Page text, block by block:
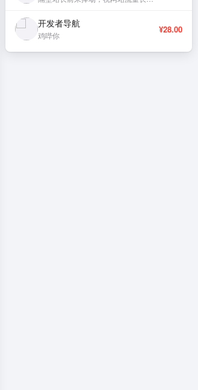
开发者导航
鸡哔你
¥28.00